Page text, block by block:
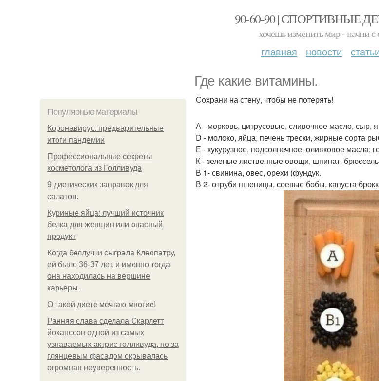
90-60-90 | СПОРТИВНЫЕ
хочешь изменить мир - начни с
главная новости статьи
Где какие витамины.
Популярные материалы
Коронавирус: предварительные
итоги пандемии
Профессиональные секреты
косметолога из Голливуда
9 диетических заправок для
салатов.
Куриные яйца: лучший источник
белка для женщин или опасный
продукт
Когда беллуччи сыграла Клеопатру,
ей было 36-37 лет, и именно тогда
она находилась на вершине
карьеры.
О такой диете мечтаю многие!
Ранняя слава сделала Скарлетт
йоханссон одной из самых
узнаваемых актрис голливуда, но за
глянцевым фасадом скрывалась
огромная неуверенность.
Сохрани на стену, чтобы не потерять!
А - морковь, цитрусовые, сливочное масло, сыр,
D - молоко, яйца, печень трески, жирные сорта
Е - кукурузное, подсолнечное, оливковое масла;
К - зеленые лиственные овощи, шпинат,
В 1- свинина, овес, орехи (фундук.
В 2- отруби пшеницы, соевые бобы, капуста